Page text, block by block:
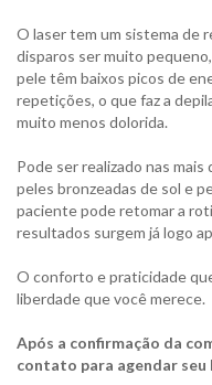
O laser tem um sistema de
disparos ser muito
pele têm baixos picos de
repetições, o que faz a
muito menos dolorida.
Pode ser realizado nas
peles bronzeadas de sol e
paciente pode retomar a
resultados surgem já logo
O conforto e praticidade
liberdade que você merece.
Após a confirmação da
contato para agendar